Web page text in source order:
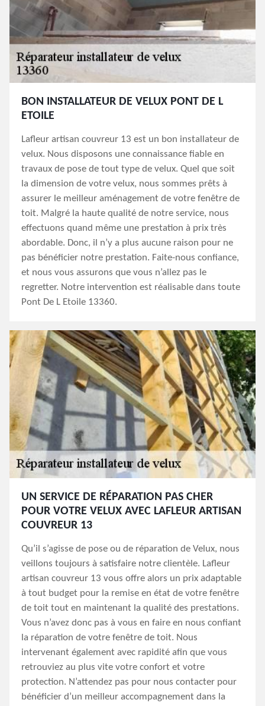
BON INSTALLATEUR DE VELUX PONT DE L
ETOILE
Lafleur artisan couvreur 13 est un bon installateur de
velux. Nous disposons une connaissance fiable en
travaux de pose de tout type de velux. Quel que soit
la dimension de votre velux, nous sommes prêts à
assurer le meilleur aménagement de votre fenêtre de
toit. Malgré la haute qualité de notre service, nous
effectuons quand même une prestation à prix très
abordable. Donc, il n’y a plus aucune raison pour ne
pas bénéficier notre prestation. Faite-nous confiance,
et nous vous assurons que vous n’allez pas le
regretter. Notre intervention est réalisable dans toute
Pont De L Etoile 13360.
UN SERVICE DE RÉPARATION PAS CHER
POUR VOTRE VELUX AVEC LAFLEUR ARTISAN
COUVREUR 13
Qu’il s’agisse de pose ou de réparation de Velux, nous
veillons toujours à satisfaire notre clientèle. Lafleur
artisan couvreur 13 vous offre alors un prix adaptable
à tout budget pour la remise en état de votre fenêtre
de toit tout en maintenant la qualité des prestations.
Vous n’avez donc pas à vous en faire en nous confiant
la réparation de votre fenêtre de toit. Nous
intervenant également avec rapidité afin que vous
retrouviez au plus vite votre confort et votre
protection. N’attendez pas pour nous contacter pour
bénéficier d’un meilleur accompagnement dans la